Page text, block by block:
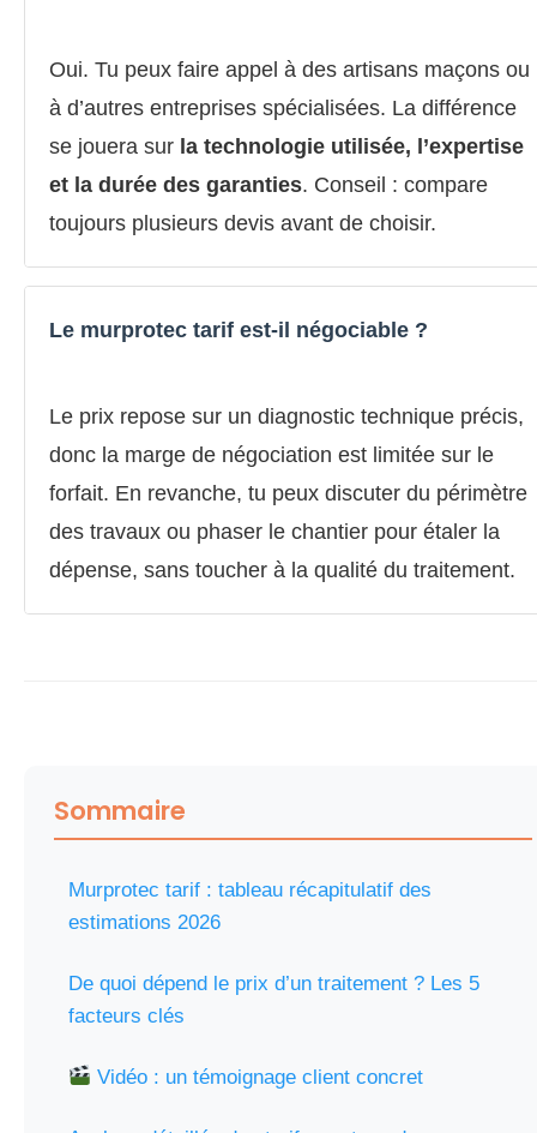
Oui. Tu peux faire appel à des artisans maçons ou
à d’autres entreprises spécialisées. La différence
se jouera sur la technologie utilisée, l’expertise
et la durée des garanties. Conseil : compare
toujours plusieurs devis avant de choisir.
Le murprotec tarif est-il négociable ?
Le prix repose sur un diagnostic technique précis,
donc la marge de négociation est limitée sur le
forfait. En revanche, tu peux discuter du périmètre
des travaux ou phaser le chantier pour étaler la
dépense, sans toucher à la qualité du traitement.
Sommaire
Murprotec tarif : tableau récapitulatif des
estimations 2026
De quoi dépend le prix d’un traitement ? Les 5
facteurs clés
Vidéo : un témoignage client concret